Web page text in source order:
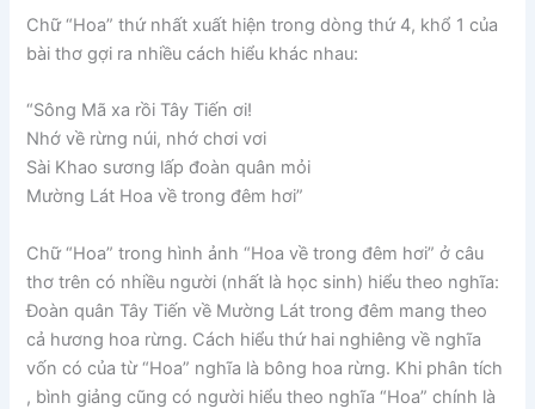
Chữ “Hoa” thứ nhất xuất hiện trong dòng thứ 4, khổ 1 của
bài thơ gợi ra nhiều cách hiểu khác nhau:
“Sông Mã xa rồi Tây Tiến ơi!
Nhớ về rừng núi, nhớ chơi vơi
Sài Khao sương lấp đoàn quân mỏi
Mường Lát Hoa về trong đêm hơi”
Chữ “Hoa” trong hình ảnh “Hoa về trong đêm hơi” ở câu
thơ trên có nhiều người (nhất là học sinh) hiểu theo nghĩa:
Đoàn quân Tây Tiến về Mường Lát trong đêm mang theo
cả hương hoa rừng. Cách hiểu thứ hai nghiêng về nghĩa
vốn có của từ “Hoa” nghĩa là bông hoa rừng. Khi phân tích
, bình giảng cũng có người hiểu theo nghĩa “Hoa” chính là